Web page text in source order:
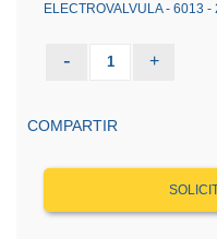
ELECTROVALVULA - 6013
- 1 +
COMPARTIR